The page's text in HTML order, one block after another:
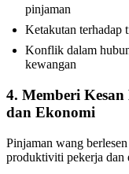
pinjaman
Ketakutan terhadap
Konflik dalam
kewangan
4. Memberi
dan Ekonomi
Pinjaman wang
produktiviti pekerja dan